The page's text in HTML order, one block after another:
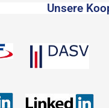
Unsere